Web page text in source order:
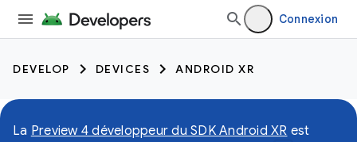
Connexion
DEVELOP DEVICES ANDROID XR
La Preview 4 développeur du SDK Android XR est